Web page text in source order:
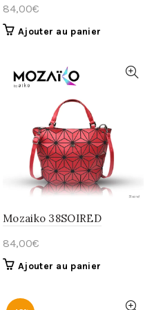
84,00€
Ajouter au panier
Mozaiko 38SOIRED
84,00€
Ajouter au panier